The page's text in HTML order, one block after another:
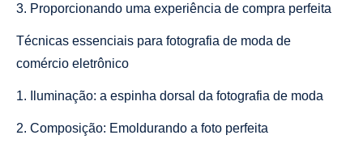
3. Proporcionando uma experiência de compra perfeita
Técnicas essenciais para fotografia de moda de
comércio eletrônico
1. Iluminação: a espinha dorsal da fotografia de moda
2. Composição: Emoldurando a foto perfeita